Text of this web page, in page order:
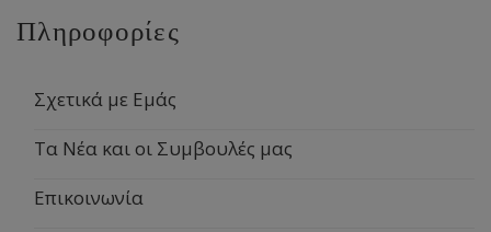
Πληροφορίες
Σχετικά με Εμάς
Τα Νέα και οι Συμβουλές μας
Επικοινωνία